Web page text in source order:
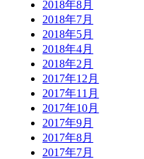
2018年8月
2018年7月
2018年5月
2018年4月
2018年2月
2017年12月
2017年11月
2017年10月
2017年9月
2017年8月
2017年7月